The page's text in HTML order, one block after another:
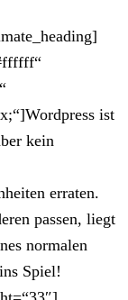
ist
kein
erraten.
passen, liegt
normalen
Spiel!